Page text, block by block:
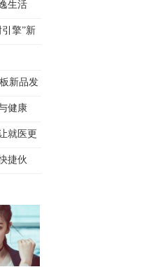
生活
擎”新
新品发
健康
就医更
捷伙